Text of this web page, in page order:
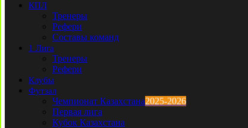
КПЛ
Тренеры
Рефери
Составы команд
1 Лига
Тренеры
Рефери
Клубы
Футзал
Чемпионат Казахстана2025-2026
Первая лига
Кубок Казахстана